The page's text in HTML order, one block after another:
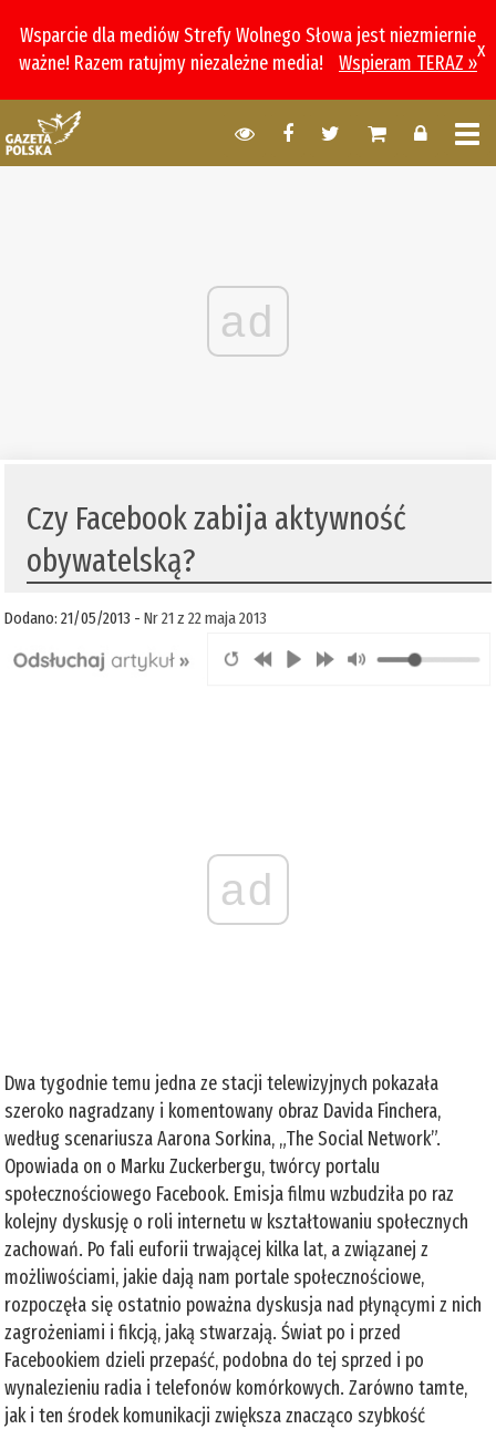
Wsparcie dla mediów Strefy Wolnego Słowa jest niezmiernie
ważne! Razem ratujmy niezależne media!
Wspieram TERAZ »
x
ad
Czy Facebook zabija aktywność
obywatelską?
Dodano: 21/05/2013 -Nr 21 z 22 maja 2013
ad
Dwa tygodnie temu jedna ze stacji telewizyjnych pokazała
szeroko nagradzany i komentowany obraz Davida Finchera,
według scenariusza Aarona Sorkina, „The Social Network”.
Opowiada on o Marku Zuckerbergu, twórcy portalu
społecznościowego Facebook. Emisja filmu wzbudziła po raz
kolejny dyskusję o roli internetu w kształtowaniu społecznych
zachowań. Po fali euforii trwającej kilka lat, a związanej z
możliwościami, jakie dają nam portale społecznościowe,
rozpoczęła się ostatnio poważna dyskusja nad płynącymi z nich
zagrożeniami i fikcją, jaką stwarzają. Świat po i przed
Facebookiem dzieli przepaść, podobna do tej sprzed i po
wynalezieniu radia i telefonów komórkowych. Zarówno tamte,
jak i ten środek komunikacji zwiększa znacząco szybkość